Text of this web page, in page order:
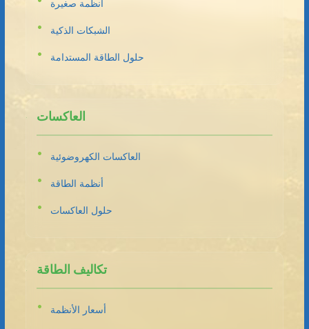
أنظمة صغيرة
الشبكات الذكية
حلول الطاقة المستدامة
العاكسات
العاكسات الكهروضوئية
أنظمة الطاقة
حلول العاكسات
تكاليف الطاقة
أسعار الأنظمة